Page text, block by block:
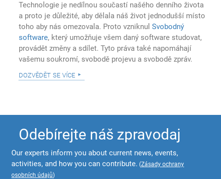
Technologie je nedílnou součastí našého denního života
a proto je důležité, aby dělala náš život jednodušší místo
toho aby nás omezovala. Proto vzniknulSvobodný
software, který umožňuje všem daný software studovat,
provádět změny a sdílet. Tyto práva také napomáhají
vašemu soukromí, svobodě projevu a svobodě zpráv.
dozvědět se více
Odebírejte náš zpravodaj
Our experts inform you about current news, events,
activities, and how you can contribute. (Zásady ochrany
osobních údajů)